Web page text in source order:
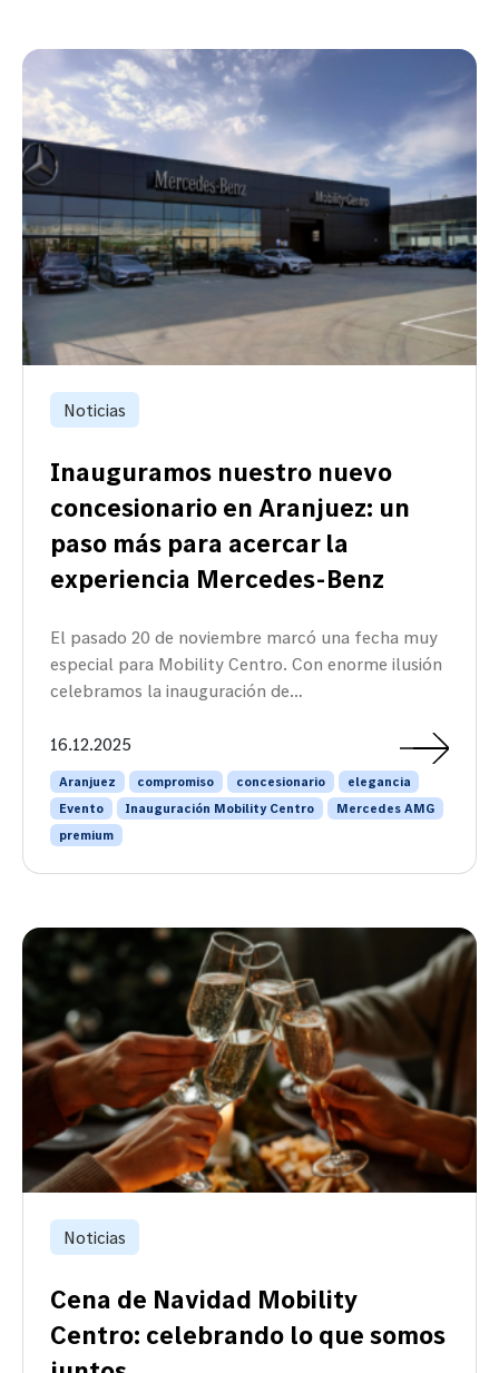
Noticias
Inauguramos nuestro nuevo
concesionario en Aranjuez: un
paso más para acercar la
experiencia Mercedes-Benz
El pasado 20 de noviembre marcó una fecha muy
especial para Mobility Centro. Con enorme ilusión
celebramos la inauguración de…
16.12.2025
Aranjuez compromiso concesionario
elegancia
Evento
Inauguración Mobility Centro
Mercedes AMG
premium
Noticias
Cena de Navidad Mobility
Centro: celebrando lo que somos